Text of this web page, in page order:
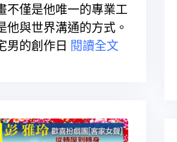
不僅是他唯一的專業工
他與世界溝通的方式。
男的創作日 閱讀全文